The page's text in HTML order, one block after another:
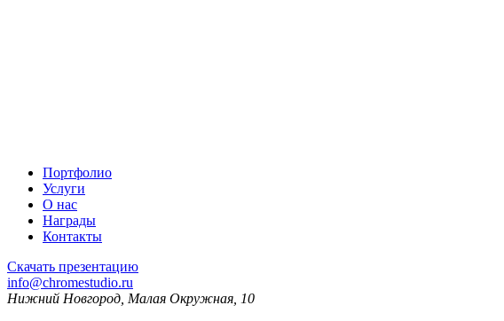
Портфолио
Услуги
О нас
Награды
Контакты
Скачать презентацию
info@chromestudio.ru
Нижний Новгород, Малая Окружная, 10